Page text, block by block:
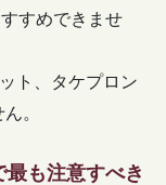
すめできませ
ト、タケプロン
。
も注意すべき